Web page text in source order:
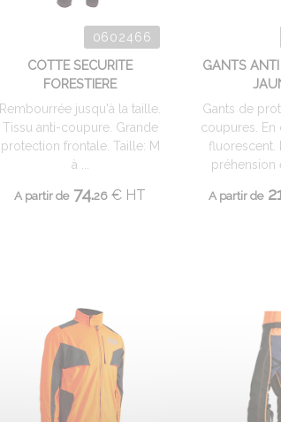
0602466
COTTE SECURITE
FORESTIERE
Rembourrée jusqu'à la taille.
Tissu anti-coupure. Grande
protection frontale. Taille: M
à ...
A partir de74.26 € HT
GANTS
Gants de
coupures. En
fluorescent.
préhension
A partir de